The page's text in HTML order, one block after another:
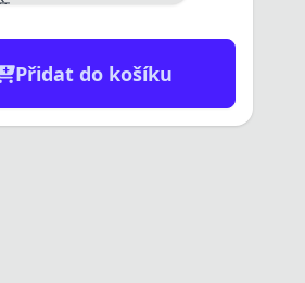
Přidat do košíku